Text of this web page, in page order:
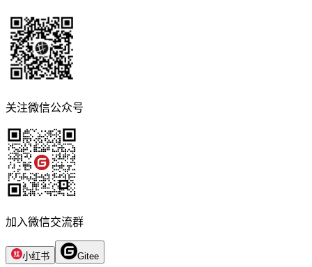
关注微信公众号
加入微信交流群
小红书 Gitee